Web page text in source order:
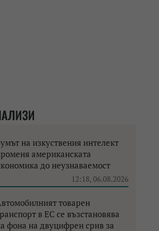
на изкуствения интелект
американската
до неузнаваемост
12:18, 06.08.2026
товарен
в ЕС се възстановява
фона на двуцифрен срив за